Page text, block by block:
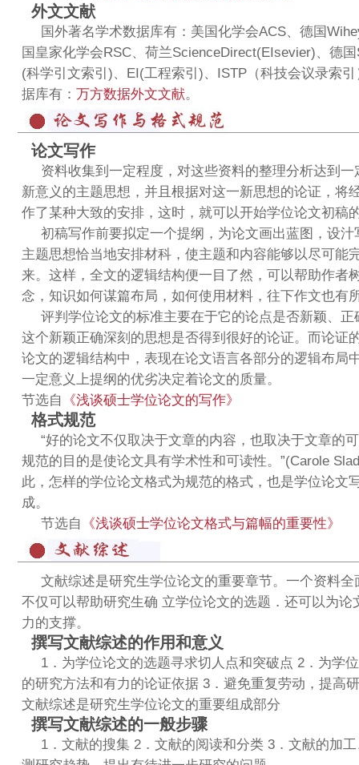
外文文献
国外著名学术数据库有：美国化学会ACS、德国
国皇家化学会RSC、荷兰ScienceDirect(EIsevier)、德
(科学引文索引)、EI(工程索引)、ISTP（科技会议录索
据库有： 万方数据外文文献。
论文写作
资料收集到一定程度，对这些资料的整理分析达到
新意义的主题思想，并且根据对这一新思想的论证，将
作了某种大致的安排，这时，就可以开始学位论文初稿
初稿写作前要拟定一个提纲，为论文画出蓝图，设
主题思想恰当地安排材科，使主题和内容能够以尽可能
来。这样，全文的逻辑结构便一目了然，可以帮助作者
念，知识如何谋篇布局，如何使用材料，往下作文也有
评判学位论文的标准主要在于它的论点是否新颖、
这个新颖正确深刻的思想是否得到很好的论证。而论证
论文的逻辑结构中，表现在论文语言各部分的逻辑布局
一定意义上提纲的优劣决定着论文的质量。
节选自 《浅谈硕士学位论文的写作》
格式规范
“好的论文不仅取决于文章的内容，也取决于文章的
规范的目的是使论文具有学术性和可读性。”(Carole
此，怎样的学位论文格式为规范的格式，也是学位论文
成。
节选自 《浅谈硕士学位论文格式与篇幅的重要性》
文献综述是研究生学位论文的重要章节。一个资料
不仅可以帮助研究生确 立学位论文的选题．还可以为论
力的支撑。
撰写文献综述的作用和意义
1．为学位论文的选题寻求切人点和突破点 2．为学
的研究方法和有力的论证依据 3．避免重复劳动，提高
文献综述是研究生学位论文的重要组成部分
撰写文献综述的一般步骤
1．文献的搜集 2．文献的阅读和分类 3．文献的加